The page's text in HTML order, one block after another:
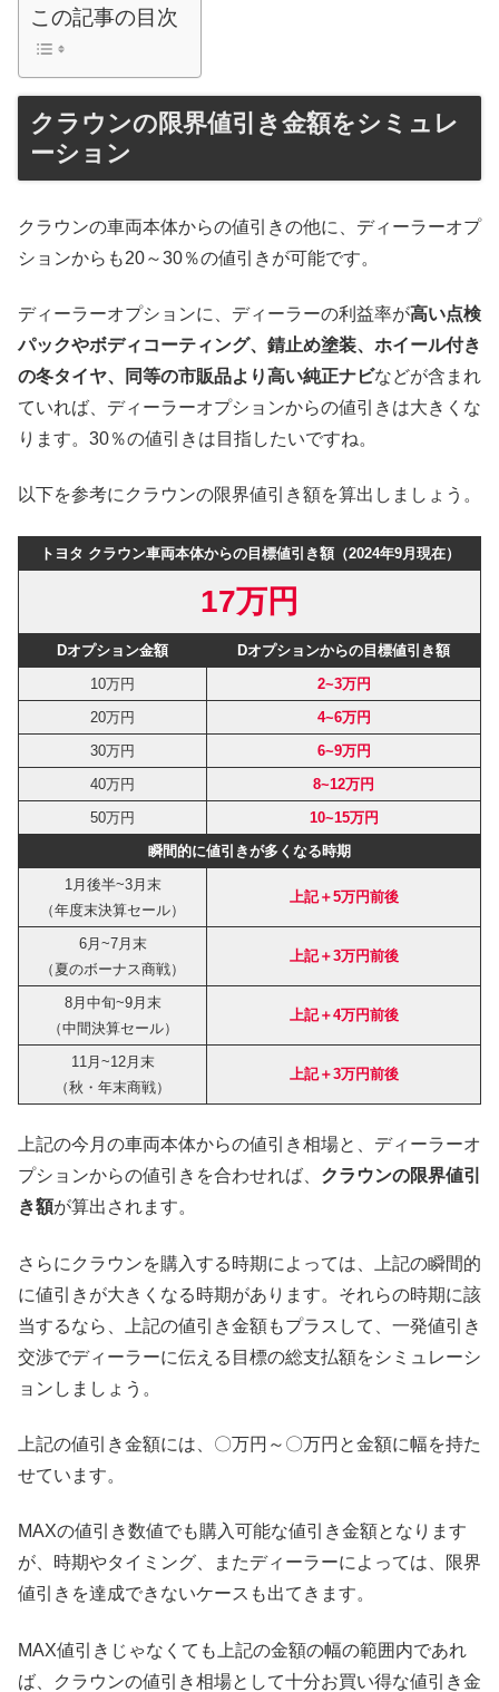
この記事の目次
クラウンの限界値引き金額をシミュレ
ーション
クラウンの車両本体からの値引きの他に、ディーラーオプ
ションからも20～30％の値引きが可能です。
ディーラーオプションに、ディーラーの利益率が高い点検
パックやボディコーティング、錆止め塗装、ホイール付き
の冬タイヤ、同等の市販品より高い純正ナビなどが含まれ
ていれば、ディーラーオプションからの値引きは大きくな
ります。30％の値引きは目指したいですね。
以下を参考にクラウンの限界値引き額を算出しましょう。
トヨタ クラウン車両本体からの目標値引き額（2024年9月現在）
17万円
Dオプション金額
Dオプションからの目標値引き額
10万円
2~3万円
20万円
4~6万円
30万円
6~9万円
40万円
8~12万円
50万円
10~15万円
瞬間的に値引きが多くなる時期
1月後半~3月末
（年度末決算セール）
上記＋5万円前後
6月~7月末
（夏のボーナス商戦）
上記＋3万円前後
8月中旬~9月末
（中間決算セール）
上記＋4万円前後
11月~12月末
（秋・年末商戦）
上記＋3万円前後
上記の今月の車両本体からの値引き相場と、ディーラーオ
プションからの値引きを合わせれば、 クラウンの限界値引
き額が算出されます。
さらにクラウンを購入する時期によっては、上記の瞬間的
に値引きが大きくなる時期があります。それらの時期に該
当するなら、上記の値引き金額もプラスして、一発値引き
交渉でディーラーに伝える目標の総支払額をシミュレーシ
ョンしましょう。
上記の値引き金額には、〇万円～〇万円と金額に幅を持た
せています。
MAXの値引き数値でも購入可能な値引き金額となります
が、時期やタイミング、またディーラーによっては、限界
値引きを達成できないケースも出てきます。
MAX値引きじゃなくても上記の金額の幅の範囲内であれ
ば、クラウンの値引き相場として十分お買い得な値引き金